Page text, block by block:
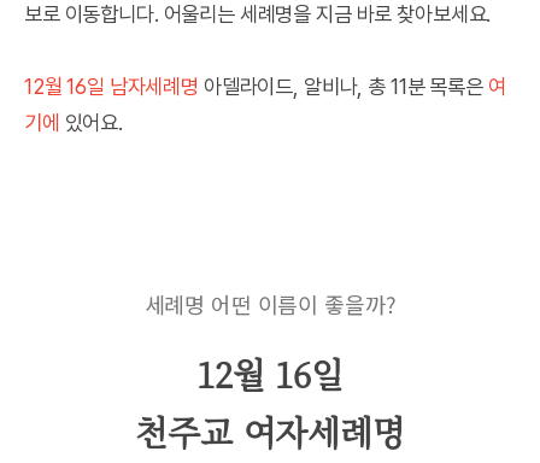
보로 이동합니다. 어울리는 세례명을 지금 바로 찾아보세요.
12월 16일 남자세례명 아델라이드, 알비나, 총 11분 목록은 여
기에 있어요.
세례명 어떤 이름이 좋을까?
12월 16일
천주교 여자세례명